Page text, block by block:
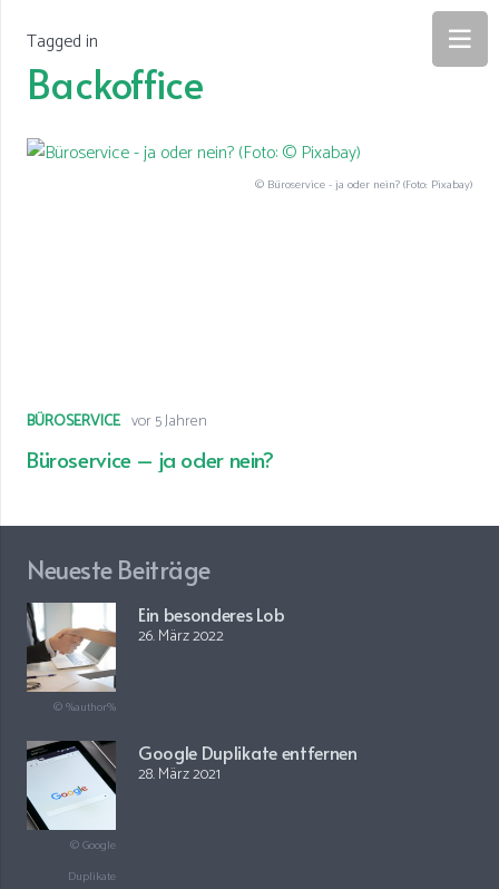
Tagged in
Backoffice
© Büroservice - ja oder nein? (Foto: Pixabay)
BÜROSERVICE vor 5 Jahren
Büroservice – ja oder nein?
Neueste Beiträge
© %author%
Ein besonderes Lob
26. März 2022
© Google
Duplikate
Google Duplikate entfernen
28. März 2021